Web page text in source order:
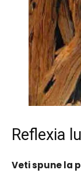
Reflexia
Veti spune la